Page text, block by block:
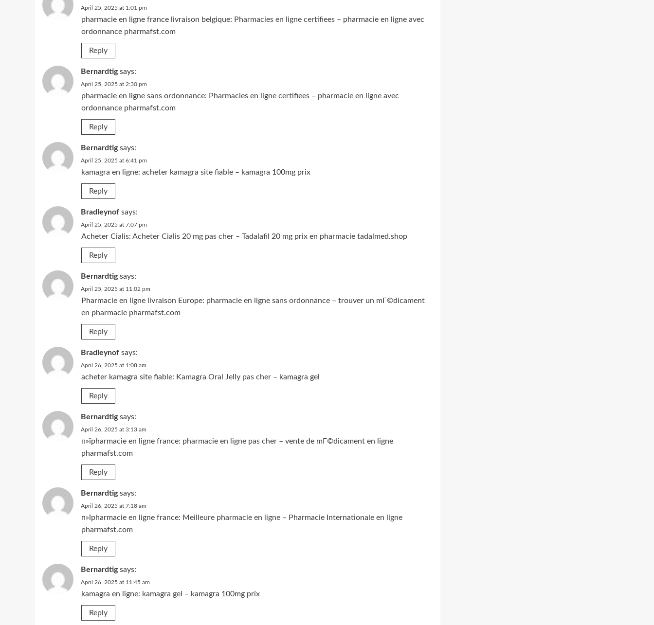
April 25, 2025 at 1:01 pm
pharmacie en ligne france livraison belgique: Pharmacies en ligne certifiees – pharmacie en ligne avec
ordonnance pharmafst.com
Reply
Bernardtig says:
April 25, 2025 at 2:30 pm
pharmacie en ligne sans ordonnance: Pharmacies en ligne certifiees – pharmacie en ligne avec
ordonnance pharmafst.com
Reply
Bernardtig says:
April 25, 2025 at 6:41 pm
kamagra en ligne: acheter kamagra site fiable – kamagra 100mg prix
Reply
Bradleynof says:
April 25, 2025 at 7:07 pm
Acheter Cialis: Acheter Cialis 20 mg pas cher – Tadalafil 20 mg prix en pharmacie tadalmed.shop
Reply
Bernardtig says:
April 25, 2025 at 11:02 pm
Pharmacie en ligne livraison Europe: pharmacie en ligne sans ordonnance – trouver un mГ©dicament
en pharmacie pharmafst.com
Reply
Bradleynof says:
April 26, 2025 at 1:08 am
acheter kamagra site fiable: Kamagra Oral Jelly pas cher – kamagra gel
Reply
Bernardtig says:
April 26, 2025 at 3:13 am
п»їpharmacie en ligne france: pharmacie en ligne pas cher – vente de mГ©dicament en ligne
pharmafst.com
Reply
Bernardtig says:
April 26, 2025 at 7:18 am
п»їpharmacie en ligne france: Meilleure pharmacie en ligne – Pharmacie Internationale en ligne
pharmafst.com
Reply
Bernardtig says:
April 26, 2025 at 11:45 am
kamagra en ligne: kamagra gel – kamagra 100mg prix
Reply